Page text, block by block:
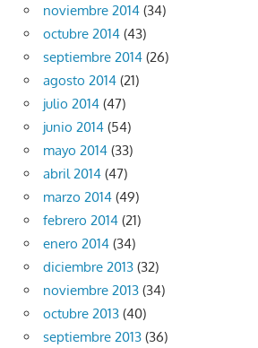
noviembre 2014 (34)
octubre 2014 (43)
septiembre 2014 (26)
agosto 2014 (21)
julio 2014 (47)
junio 2014 (54)
mayo 2014 (33)
abril 2014 (47)
marzo 2014 (49)
febrero 2014 (21)
enero 2014 (34)
diciembre 2013 (32)
noviembre 2013 (34)
octubre 2013 (40)
septiembre 2013 (36)